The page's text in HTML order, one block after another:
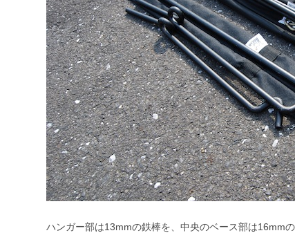
ハンガー部は13mmの鉄棒を、中央のベース部は16mmの